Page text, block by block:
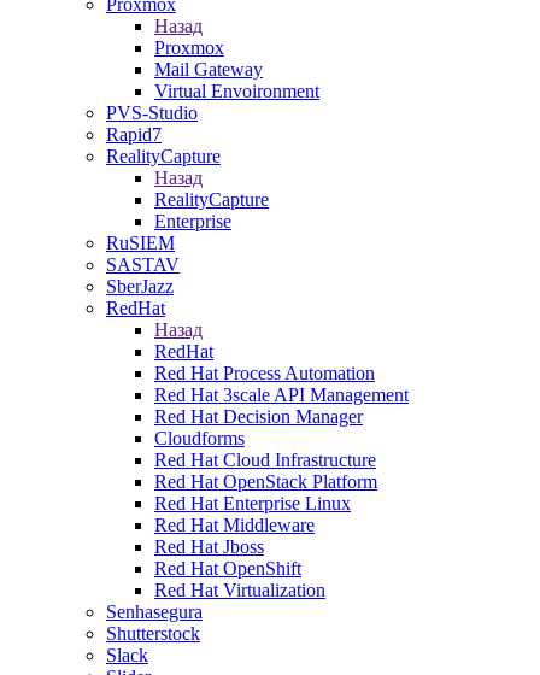
Proxmox
Назад
Proxmox
Mail Gateway
Virtual Envoironment
PVS-Studio
Rapid7
RealityCapture
Назад
RealityCapture
Enterprise
RuSIEM
SASTAV
SberJazz
RedHat
Назад
RedHat
Red Hat Process Automation
Red Hat 3scale API Management
Red Hat Decision Manager
Cloudforms
Red Hat Cloud Infrastructure
Red Hat OpenStack Platform
Red Hat Enterprise Linux
Red Hat Middleware
Red Hat Jboss
Red Hat OpenShift
Red Hat Virtualization
Senhasegura
Shutterstock
Slack